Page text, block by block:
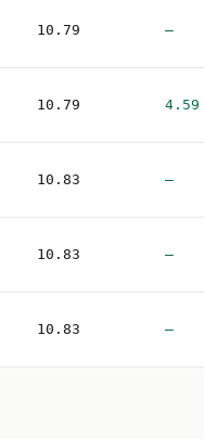
10.79 —
10.79 4.59
10.83 —
10.83 —
10.83 —